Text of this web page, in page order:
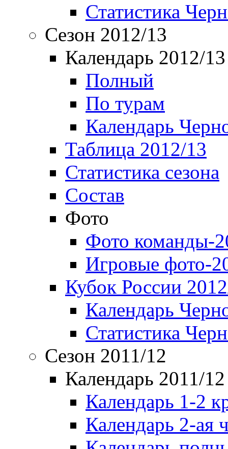
Статистика
Сезон 2012/13
Календарь 2012/13
Полный
По турам
Календарь
Таблица 2012/13
Статистика сезона
Состав
Фото
Фото команды-
Игровые фото-
Кубок России
Календарь
Статистика
Сезон 2011/12
Календарь 2011/12
Календарь 1-2
Календарь 2-ая